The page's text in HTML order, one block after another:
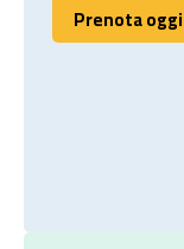
Prenota oggi
Prenota oggi